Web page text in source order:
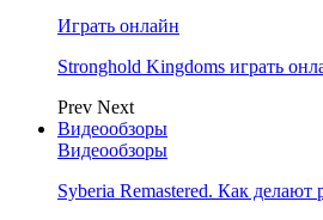
Играть онлайн
Stronghold Kingdoms играть
Prev Next
Видеообзоры
Видеообзоры
Syberia Remastered. Как делают